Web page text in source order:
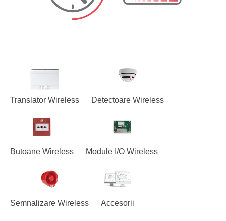
Translator Wireless Detectoare Wireless
Butoane Wireless Module I/O Wireless
Semnalizare Wireless Accesorii